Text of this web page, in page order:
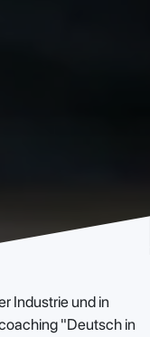
Industrie und in
"Deutsch in